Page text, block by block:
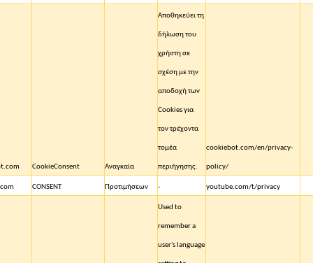
CookieConsent Αναγκαία
Αποθηκεύει τη
δήλωση του
χρήστη σε
σχέση με την
αποδοχή των
Cookiesγια
τον τρέχοντα
τομέα
περιήγησης.
cookiebot.com/en/privacy-
policy/
CONSENT Προτιμήσεων - youtube.com/t/privacy
Used to
remember a
user's language